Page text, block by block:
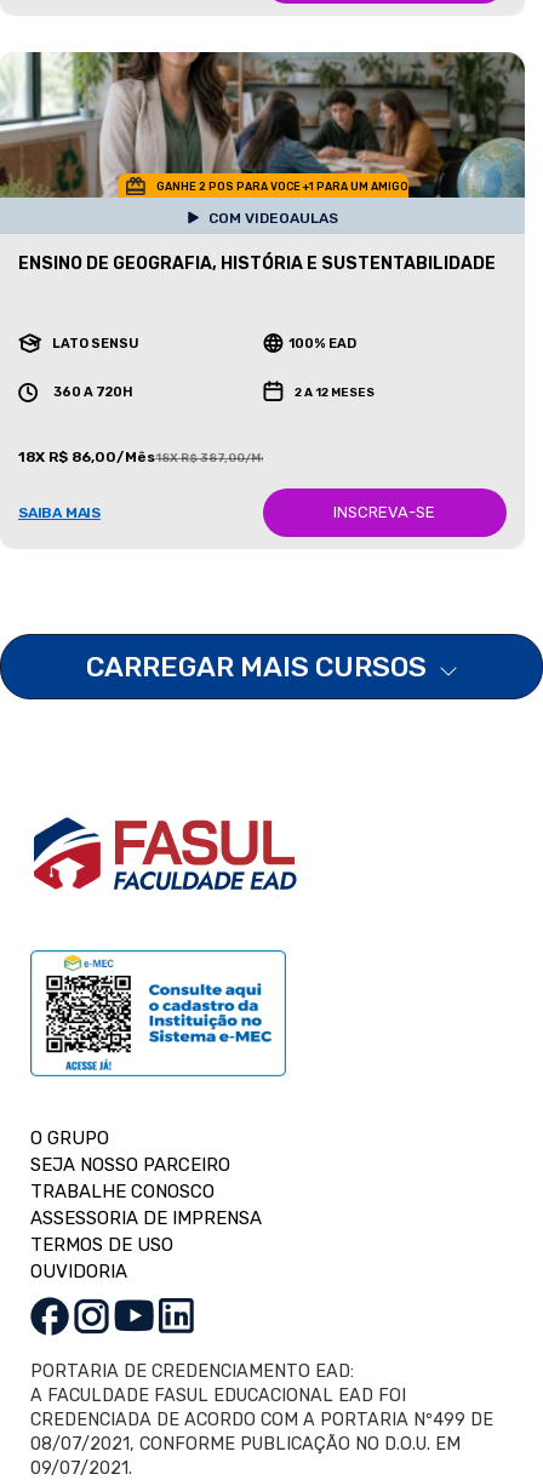
GANHE 2 POS PARA VOCE +1 PARA UM AMIGO
COM VIDEOAULAS
ENSINO DE GEOGRAFIA, HISTÓRIA E SUSTENTABILIDADE
LATO SENSU 100% EAD
360 A 720H 2 A 12 MESES
18X R$ 86,00/Mês18X R$ 387,00/Mês
SAIBA MAIS INSCREVA-SE
CARREGAR MAIS CURSOS
O GRUPO
SEJA NOSSO PARCEIRO
TRABALHE CONOSCO
ASSESSORIA DE IMPRENSA
TERMOS DE USO
OUVIDORIA
PORTARIA DE CREDENCIAMENTO EAD:
A FACULDADE FASUL EDUCACIONAL EAD FOI
CREDENCIADA DE ACORDO COM A PORTARIA Nº499 DE
08/07/2021, CONFORME PUBLICAÇÃO NO D.O.U. EM
09/07/2021.